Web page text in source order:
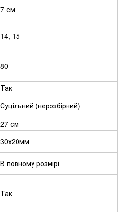
7 см
14, 15
80
Так
Суцільний (нерозбірний)
27 см
30х20мм
В повному розмірі
Так